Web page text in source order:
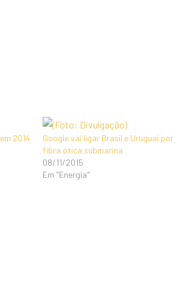
2014
Google vai ligar Brasil e Uruguai por
fibra ótica submarina
08/11/2015
Em "Energia"